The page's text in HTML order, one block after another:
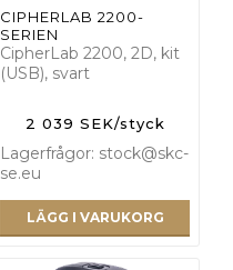
CIPHERLAB 2200-
SERIEN
CipherLab 2200, 2D, kit
(USB), svart
2 039 SEK/styck
Lagerfrågor: stock@skc-
se.eu
LÄGG I VARUKORG